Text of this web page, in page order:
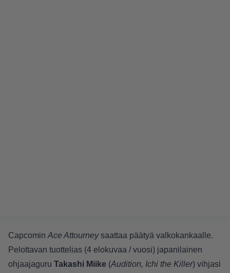
Capcomin Ace Attourneysaattaa päätyä valkokankaalle.
Pelottavan tuottelias (4 elokuvaa / vuosi) japanilainen
ohjaajaguru Takashi Miike (Audition, Ichi the Killer) vihjasi